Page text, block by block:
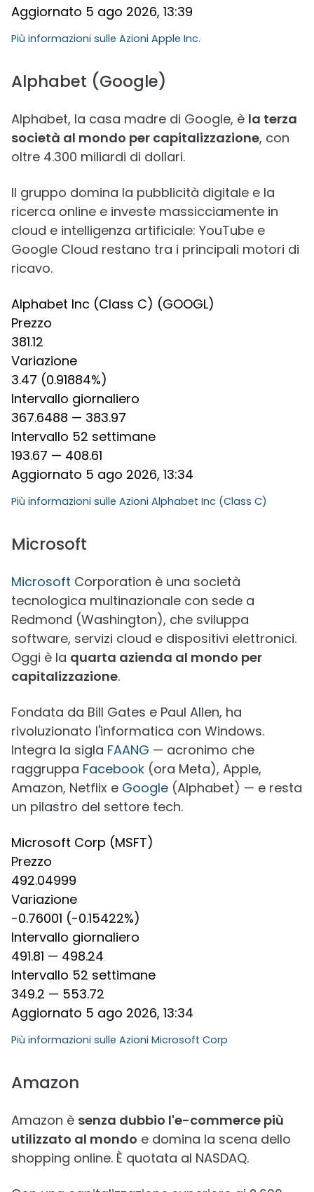
Aggiornato 5 ago 2026, 13:39
Più informazioni sulle Azioni Apple Inc.
Alphabet (Google)
Alphabet, la casa madre di Google, è la terza
società al mondo per capitalizzazione, con
oltre 4.300 miliardi di dollari.
Il gruppo domina la pubblicità digitale e la
ricerca online e investe massicciamente in
cloud e intelligenza artificiale: YouTube e
Google Cloud restano tra i principali motori di
ricavo.
Alphabet Inc (Class C) (GOOGL)
Prezzo
381.12
Variazione
3.47 (0.91884%)
Intervallo giornaliero
367.6488 — 383.97
Intervallo 52 settimane
193.67 — 408.61
Aggiornato 5 ago 2026, 13:34
Più informazioni sulle Azioni Alphabet Inc (Class C)
Microsoft
Microsoft Corporation è una società
tecnologica multinazionale con sede a
Redmond (Washington), che sviluppa
software, servizi cloud e dispositivi elettronici.
Oggi è la quarta azienda al mondo per
capitalizzazione.
Fondata da Bill Gates e Paul Allen, ha
rivoluzionato l'informatica con Windows.
Integra la sigla FAANG — acronimo che
raggruppa Facebook (ora Meta), Apple,
Amazon, Netflix e Google (Alphabet) — e resta
un pilastro del settore tech.
Microsoft Corp (MSFT)
Prezzo
492.04999
Variazione
-0.76001 (-0.15422%)
Intervallo giornaliero
491.81 — 498.24
Intervallo 52 settimane
349.2 — 553.72
Aggiornato 5 ago 2026, 13:34
Più informazioni sulle Azioni Microsoft Corp
Amazon
Amazon è senza dubbio l'e-commerce più
utilizzato al mondo e domina la scena dello
shopping online. È quotata al NASDAQ.